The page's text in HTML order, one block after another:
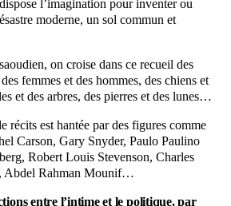
l’imagination pour inventer ou
moderne, un sol commun et
on croise dans ce recueil des
femmes et des hommes, des chiens et
et des arbres, des pierres et des lunes…
récits est hantée par des figures comme
Carson, Gary Snyder, Paulo Paulino
Robert Louis Stevenson, Charles
Abdel Rahman Mounif…
entre l’intime et le politique, par